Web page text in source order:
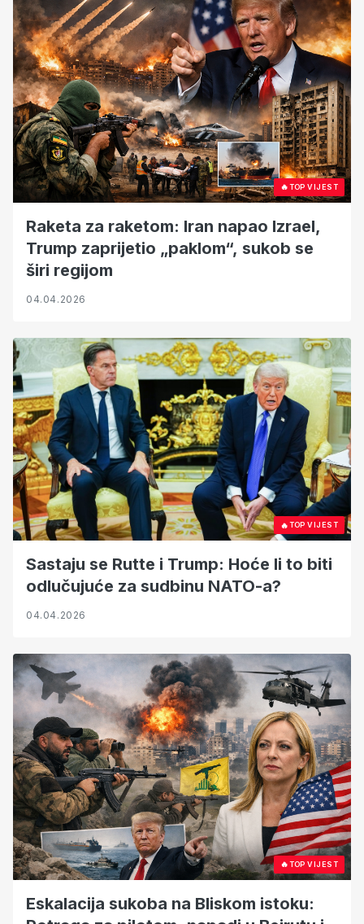
🔥TOP VIJEST
Raketa za raketom: Iran napao Izrael,
Trump zaprijetio „paklom“, sukob se
širi regijom
04.04.2026
🔥TOP VIJEST
Sastaju se Rutte i Trump: Hoće li to biti
odlučujuće za sudbinu NATO-a?
04.04.2026
🔥TOP VIJEST
Eskalacija sukoba na Bliskom istoku: